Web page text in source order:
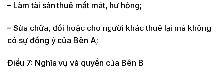
– Làm tài sản thuê mất mát, hư hỏng;
– Sửa chữa, đổi hoặc cho người khác thuê lại mà không
có sự đồng ý của Bên A;
Điều 7: Nghĩa vụ và quyền của Bên B